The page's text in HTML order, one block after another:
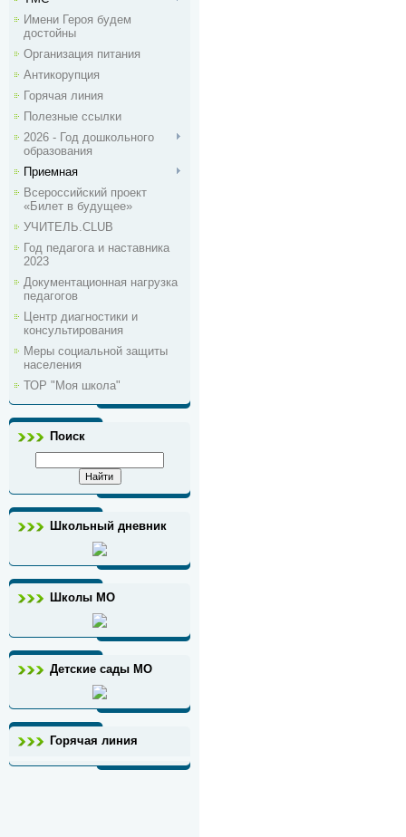
Имени Героя будем
достойны
Организация питания
Антикорупция
Горячая линия
Полезные ссылки
2026 - Год дошкольного
образования
Приемная
Всероссийский проект
«Билет в будущее»
УЧИТЕЛЬ.CLUB
Год педагога и наставника
2023
Документационная нагрузка
педагогов
Центр диагностики и
консультирования
Меры социальной защиты
населения
ТОР "Моя школа"
Поиск
Школьный дневник
Школы МО
Детские сады МО
Горячая линия